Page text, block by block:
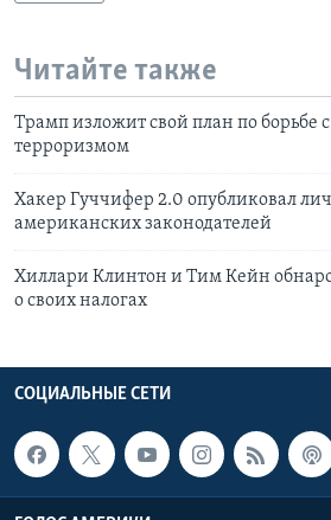
Читайте также
Трамп изложит свой план по борьбе
терроризмом
Хакер Гуччифер 2.0 опубликовал
американских законодателей
Хиллари Клинтон и Тим Кейн
о своих налогах
СОЦИАЛЬНЫЕ СЕТИ